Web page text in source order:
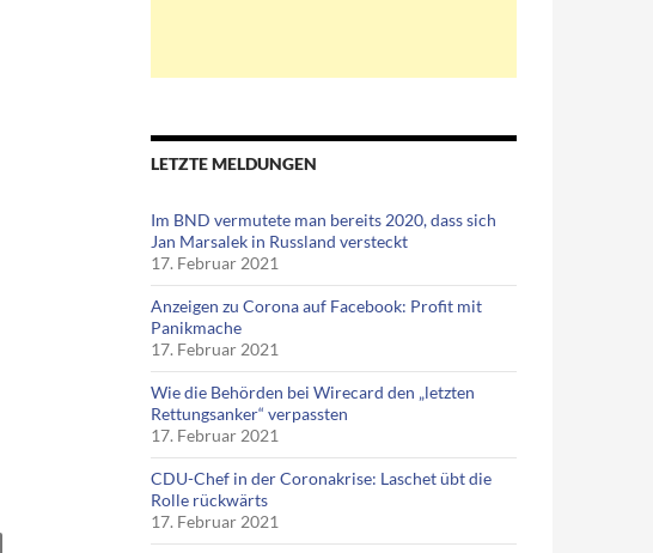
LETZTE MELDUNGEN
Im BND vermutete man bereits 2020, dass sich
Jan Marsalek in Russland versteckt
17. Februar 2021
Anzeigen zu Corona auf Facebook: Profit mit
Panikmache
17. Februar 2021
Wie die Behörden bei Wirecard den „letzten
Rettungsanker“ verpassten
17. Februar 2021
CDU-Chef in der Coronakrise: Laschet übt die
Rolle rückwärts
17. Februar 2021